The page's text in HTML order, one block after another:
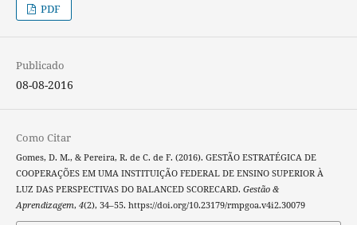
PDF
Publicado
08-08-2016
Como Citar
Gomes, D. M., & Pereira, R. de C. de F. (2016). GESTÃO ESTRATÉGICA DE
COOPERAÇÕES EM UMA INSTITUIÇÃO FEDERAL DE ENSINO SUPERIOR À
LUZ DAS PERSPECTIVAS DO BALANCED SCORECARD. Gestão &
Aprendizagem, 4(2), 34–55. https://doi.org/10.23179/rmpgoa.v4i2.30079